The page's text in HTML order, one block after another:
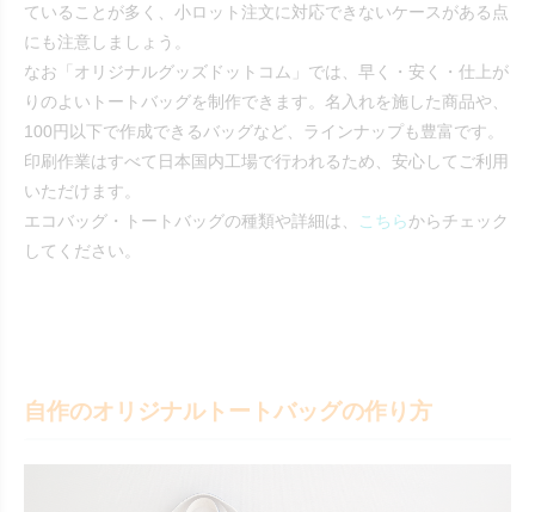
ていることが多く、小ロット注文に対応できないケースがある点
にも注意しましょう。
なお「オリジナルグッズドットコム」では、早く・安く・仕上が
りのよいトートバッグを制作できます。名入れを施した商品や、
100円以下で作成できるバッグなど、ラインナップも豊富です。
印刷作業はすべて日本国内工場で行われるため、安心してご利用
いただけます。
エコバッグ・トートバッグの種類や詳細は、
こちらからチェック
してください。
自作のオリジナルトートバッグの作り方